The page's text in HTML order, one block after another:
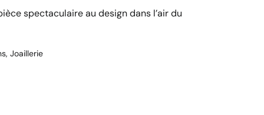
spectaculaire au design dans l’air du
, Joaillerie